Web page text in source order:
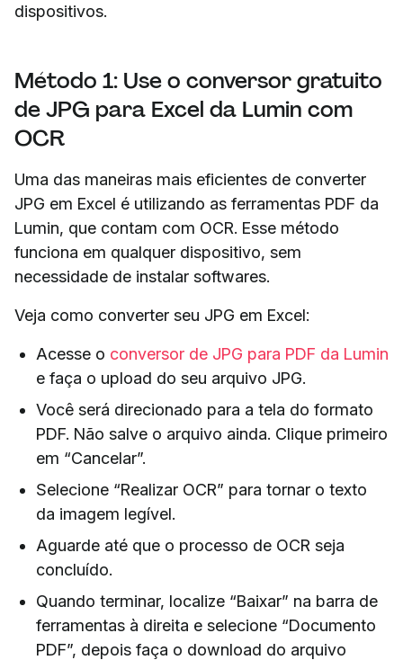
dispositivos.
Método 1: Use o conversor gratuito
de JPG para Excel da Lumin com
OCR
Uma das maneiras mais eficientes de converter
JPG em Excel é utilizando as ferramentas PDF da
Lumin, que contam com OCR. Esse método
funciona em qualquer dispositivo, sem
necessidade de instalar softwares.
Veja como converter seu JPG em Excel:
Acesse o conversor de JPG para PDF da Lumin
e faça o upload do seu arquivo JPG.
Você será direcionado para a tela do formato
PDF. Não salve o arquivo ainda. Clique primeiro
em “Cancelar”.
Selecione “Realizar OCR” para tornar o texto
da imagem legível.
Aguarde até que o processo de OCR seja
concluído.
Quando terminar, localize “Baixar” na barra de
ferramentas à direita e selecione “Documento
PDF”, depois faça o download do arquivo